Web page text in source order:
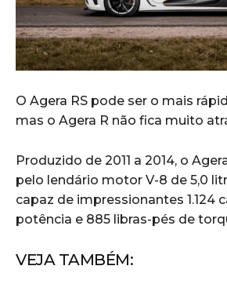
O Agera RS pode ser o mais
mas o Agera R não fica muito
Produzido de 2011 a 2014, o
pelo lendário motor V-8 de 5,0
capaz de impressionantes 1.124
potência e 885 libras-pés de
VEJA TAMBÉM: